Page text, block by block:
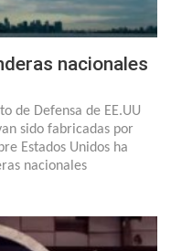
nacionales
de Defensa de EE.UU
sido fabricadas por
Estados Unidos ha
nacionales